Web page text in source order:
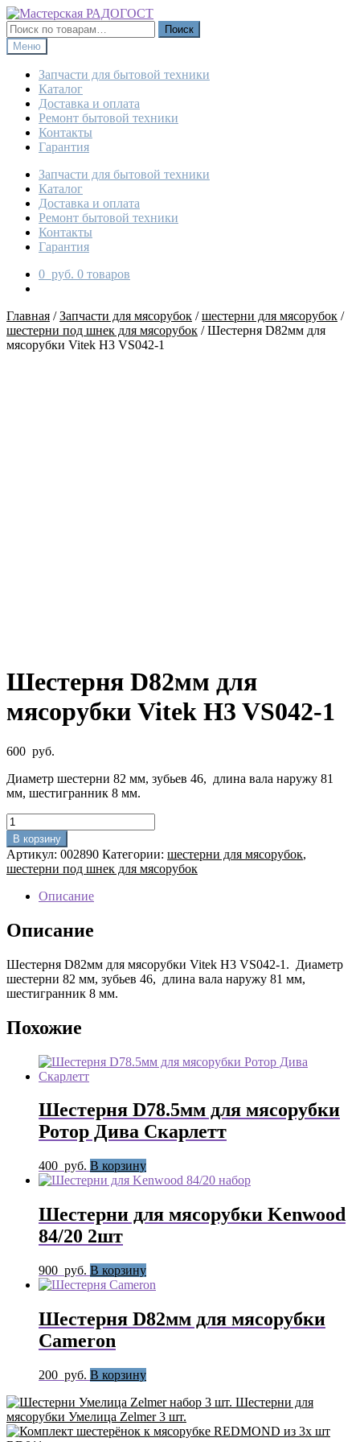
Перейти
к
навигации
Перейти
к
содержимому
Искать:
Поиск
Меню
Запчасти для бытовой техники
Каталог
Доставка и оплата
Ремонт бытовой техники
Контакты
Гарантия
Запчасти для бытовой техники
Каталог
Доставка и оплата
Ремонт бытовой техники
Контакты
Гарантия
0 руб. 0 товаров
Главная /Запчасти для мясорубок /шестерни для мясорубок /
шестерни под шнек для мясорубок /Шестерня D82мм для
мясорубки Vitek H3 VS042-1
Шестерня D82мм для
мясорубки Vitek H3 VS042-1
600 руб.
Диаметр шестерни 82 мм, зубьев 46, длина вала наружу 81
мм, шестигранник 8 мм.
Количество
товара
Шестерня
D82мм
для
мясорубки
H3
VS042-
В корзину
Артикул: 002890 Категории: шестерни для мясорубок,
шестерни под шнек для мясорубок
Описание
Описание
Шестерня D82мм для мясорубки Vitek H3 VS042-1. Диаметр
шестерни 82 мм, зубьев 46, длина вала наружу 81 мм,
шестигранник 8 мм.
Похожие
Шестерня D78.5мм для мясорубки
Ротор Дива Скарлетт
400 руб. В корзину
Шестерни для мясорубки Kenwood
84/20 2шт
900 руб. В корзину
Шестерня D82мм для мясорубки
Cameron
200 руб. В корзину
Шестерни для
мясорубки Умелица Zelmer 3 шт.